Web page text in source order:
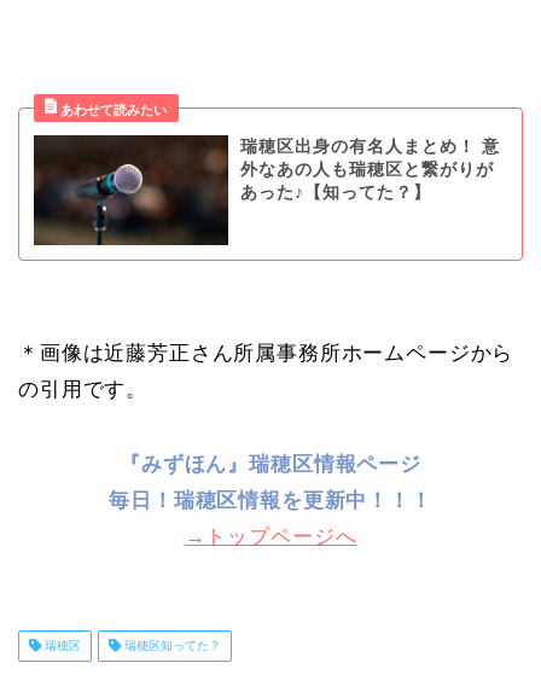
瑞穂区出身の有名人まとめ！ 意
外なあの人も瑞穂区と繋がりが
あった♪【知ってた？】
＊画像は近藤芳正さん所属事務所ホームページから
の引用です。
『みずほん』瑞穂区情報ページ
毎日！ 瑞穂区情報を更新中！！！
→トップページへ
瑞穂区 瑞穂区知ってた？